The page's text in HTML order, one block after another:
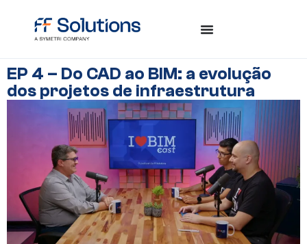
EP 4 – Do CAD ao BIM: a evolução
dos projetos de infraestrutura